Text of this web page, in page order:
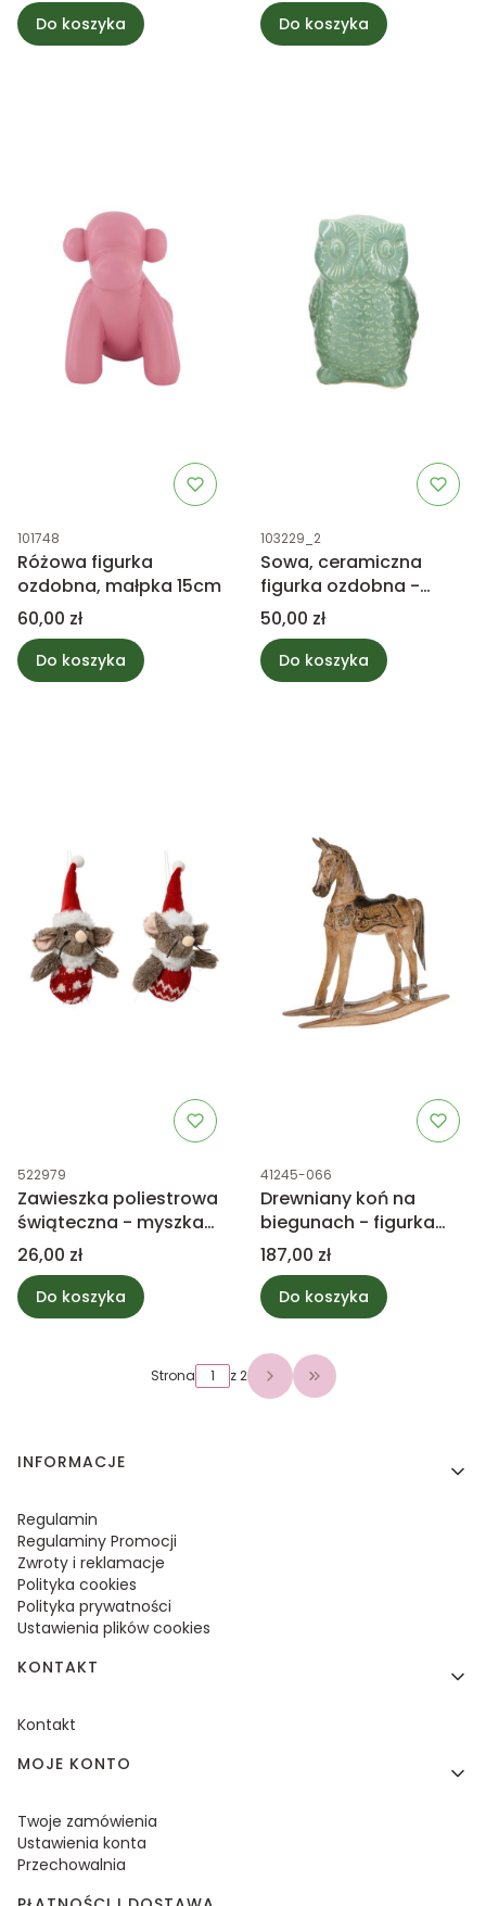
Do koszyka Do koszyka
Kod produktu
101748
Różowa figurka
ozdobna, małpka 15cm
Cena
60,00 zł
Do koszyka
Kod produktu
103229_2
Sowa, ceramiczna
figurka ozdobna -
zielona 15cm
Cena
50,00 zł
Do koszyka
Kod produktu
522979
Zawieszka poliestrowa
świąteczna - myszka
mix 1szt.
Cena
26,00 zł
Do koszyka
Kod produktu
41245-066
Drewniany koń na
biegunach - figurka
ozdobna 37cm S
Cena
187,00 zł
Do koszyka
Strona z 2 Przejdź do ostatniej
Linki w stopce
INFORMACJE
Regulamin
Regulaminy Promocji
Zwroty i reklamacje
Polityka cookies
Polityka prywatności
Ustawienia plików cookies
KONTAKT
Kontakt
MOJE KONTO
Twoje zamówienia
Ustawienia konta
Przechowalnia